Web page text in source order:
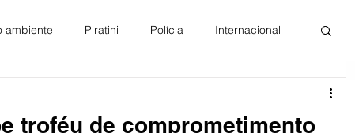
ambiente Piratini Polícia Internacional
troféu de comprometimento